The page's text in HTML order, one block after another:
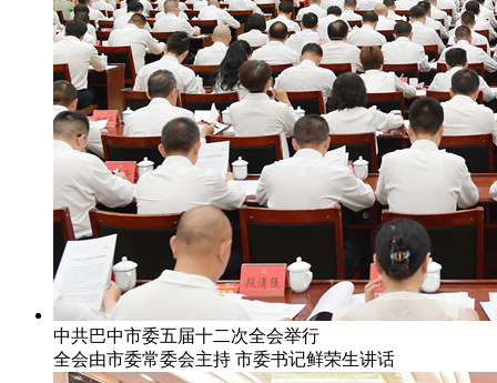
中共巴中市委五届十二次全会举行
全会由市委常委会主持 市委书记鲜荣生讲话